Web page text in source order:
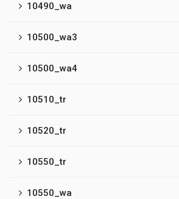
10490_wa
10500_wa3
10500_wa4
10510_tr
10520_tr
10550_tr
10550_wa